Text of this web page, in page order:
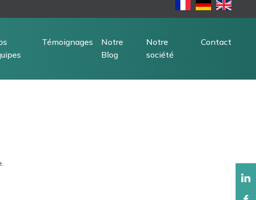
Témoignages
Notre
Blog
Notre
société
Contact